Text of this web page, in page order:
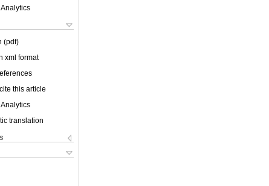
(pdf)
xml format
this article
translation